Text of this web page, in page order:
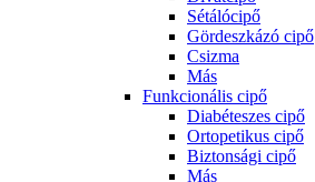
Sétálócipő
Gördeszkázó cipő
Csizma
Más
Funkcionális cipő
Diabéteszes cipő
Ortopetikus cipő
Biztonsági cipő
Más